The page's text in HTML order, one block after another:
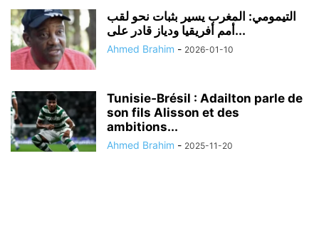
التيمومي: المغرب يسير بثبات نحو لقب
أمم أفريقيا ودياز قادر على...
Ahmed Brahim - 2026-01-10
Tunisie‑Brésil : Adailton parle de
son fils Alisson et des
ambitions...
Ahmed Brahim - 2025-11-20